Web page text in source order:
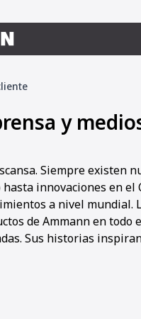
y
Siempre existen
innovaciones en
a nivel mundial.
de Ammann en
Sus historias